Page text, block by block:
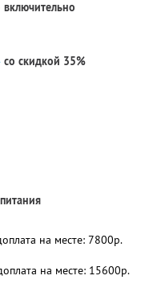
со скидкой 35%
на месте: 7800р.
на месте: 15600р.